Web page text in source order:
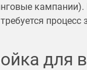
для